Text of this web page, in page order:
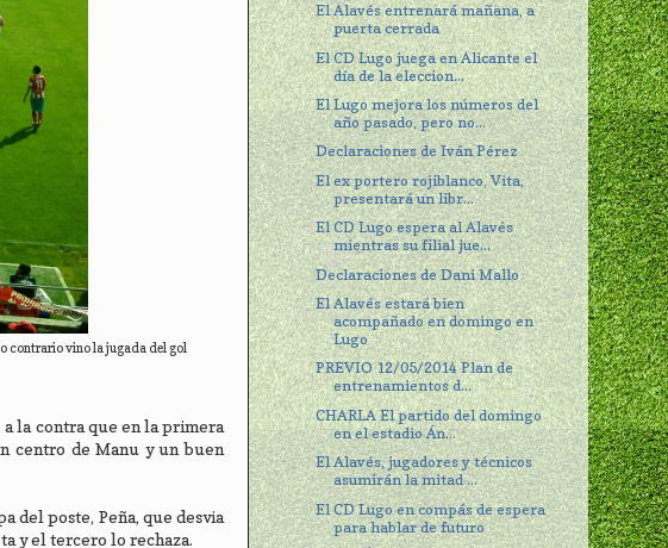
contrario vino la jugada del gol
la contra que en la primera
centro de Manu y un buen
del poste, Peña, que desvia
y el tercero lo rechaza.
El Alavés entrenará mañana, a
puerta cerrada
El CD Lugo juega en Alicante el
día de la eleccion...
El Lugo mejora los números del
año pasado, pero no...
Declaraciones de Iván Pérez
El ex portero rojiblanco, Vita,
presentará un libr...
El CD Lugo espera al Alavés
mientras su filial jue...
Declaraciones de Dani Mallo
El Alavés estará bien
acompañado en domingo en
Lugo
PREVIO 12/05/2014 Plan de
entrenamientos d...
CHARLA El partido del domingo
en el estadio Án...
El Alavés, jugadores y técnicos
asumirán la mitad ...
El CD Lugo en compás de espera
para hablar de futuro